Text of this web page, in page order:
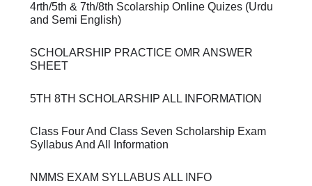
4rth/5th & 7th/8th Scolarship Online Quizes (Urdu
and Semi English)
SCHOLARSHIP PRACTICE OMR ANSWER
SHEET
5TH 8TH SCHOLARSHIP ALL INFORMATION
Class Four And Class Seven Scholarship Exam
Syllabus And All Information
NMMS EXAM SYLLABUS ALL INFO